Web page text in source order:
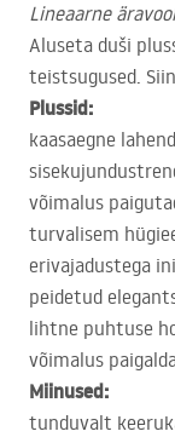
Lineaarne
Aluseta duši
teistsugused.
Plussid:
kaasaegne
võimalus
turvalisem
erivajadustega
peidetud
lihtne puhtuse
võimalus
Miinused:
tunduvalt